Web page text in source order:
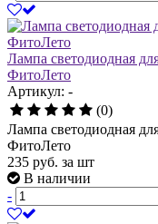
Лампа светодиодная
ФитоЛето
Артикул: -
(0)
Лампа светодиодная
ФитоЛето
235 руб. за шт
В наличии
-